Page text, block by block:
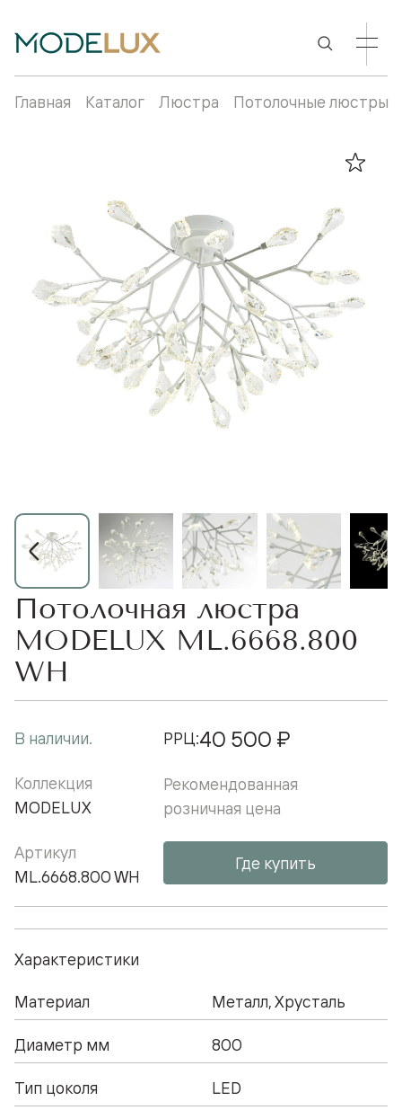
Главная Каталог Люстра Потолочные люстры
Потолочная люстра
MODELUX ML.6668.800
WH
В наличии.
Коллекция
MODELUX
Артикул
ML.6668.800 WH
РРЦ:40 500 ₽
Рекомендованная
розничная цена
Где купить
Характеристики
Материал Металл, Хрусталь
Диаметр мм 800
Тип цоколя LED